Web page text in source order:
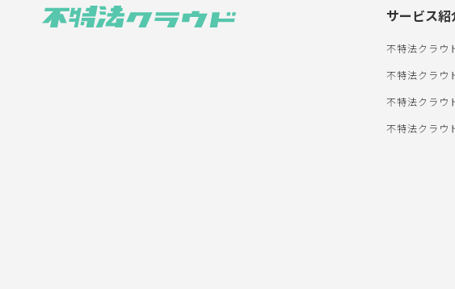
サービス紹
不特法クラウ
不特法クラウ
不特法クラウ
不特法クラウ